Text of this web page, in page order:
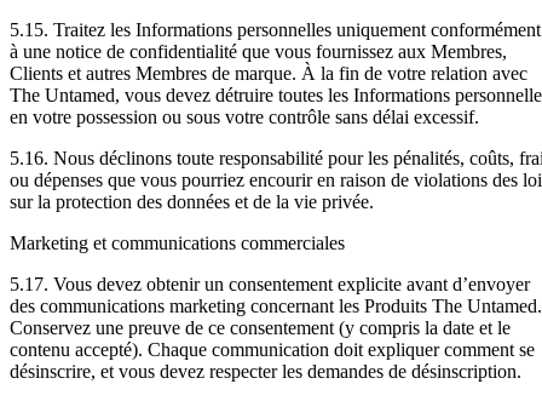
5.15. Traitez les Informations personnelles uniquement conformément
à une notice de confidentialité que vous fournissez aux Membres,
Clients et autres Membres de marque. À la fin de votre relation avec
The Untamed, vous devez détruire toutes les Informations
en votre possession ou sous votre contrôle sans délai excessif.
5.16. Nous déclinons toute responsabilité pour les pénalités, coûts,
ou dépenses que vous pourriez encourir en raison de violations des
sur la protection des données et de la vie privée.
Marketing et communications commerciales
5.17. Vous devez obtenir un consentement explicite avant d’envoyer
des communications marketing concernant les Produits The Untamed.
Conservez une preuve de ce consentement (y compris la date et le
contenu accepté). Chaque communication doit expliquer comment se
désinscrire, et vous devez respecter les demandes de désinscription.